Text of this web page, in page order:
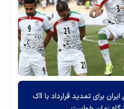
برای تمدید قرارداد با آاک